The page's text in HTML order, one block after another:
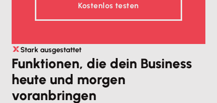
Kostenlos testen
Stark ausgestattet
Funktionen, die dein Business
heute und morgen
voranbringen